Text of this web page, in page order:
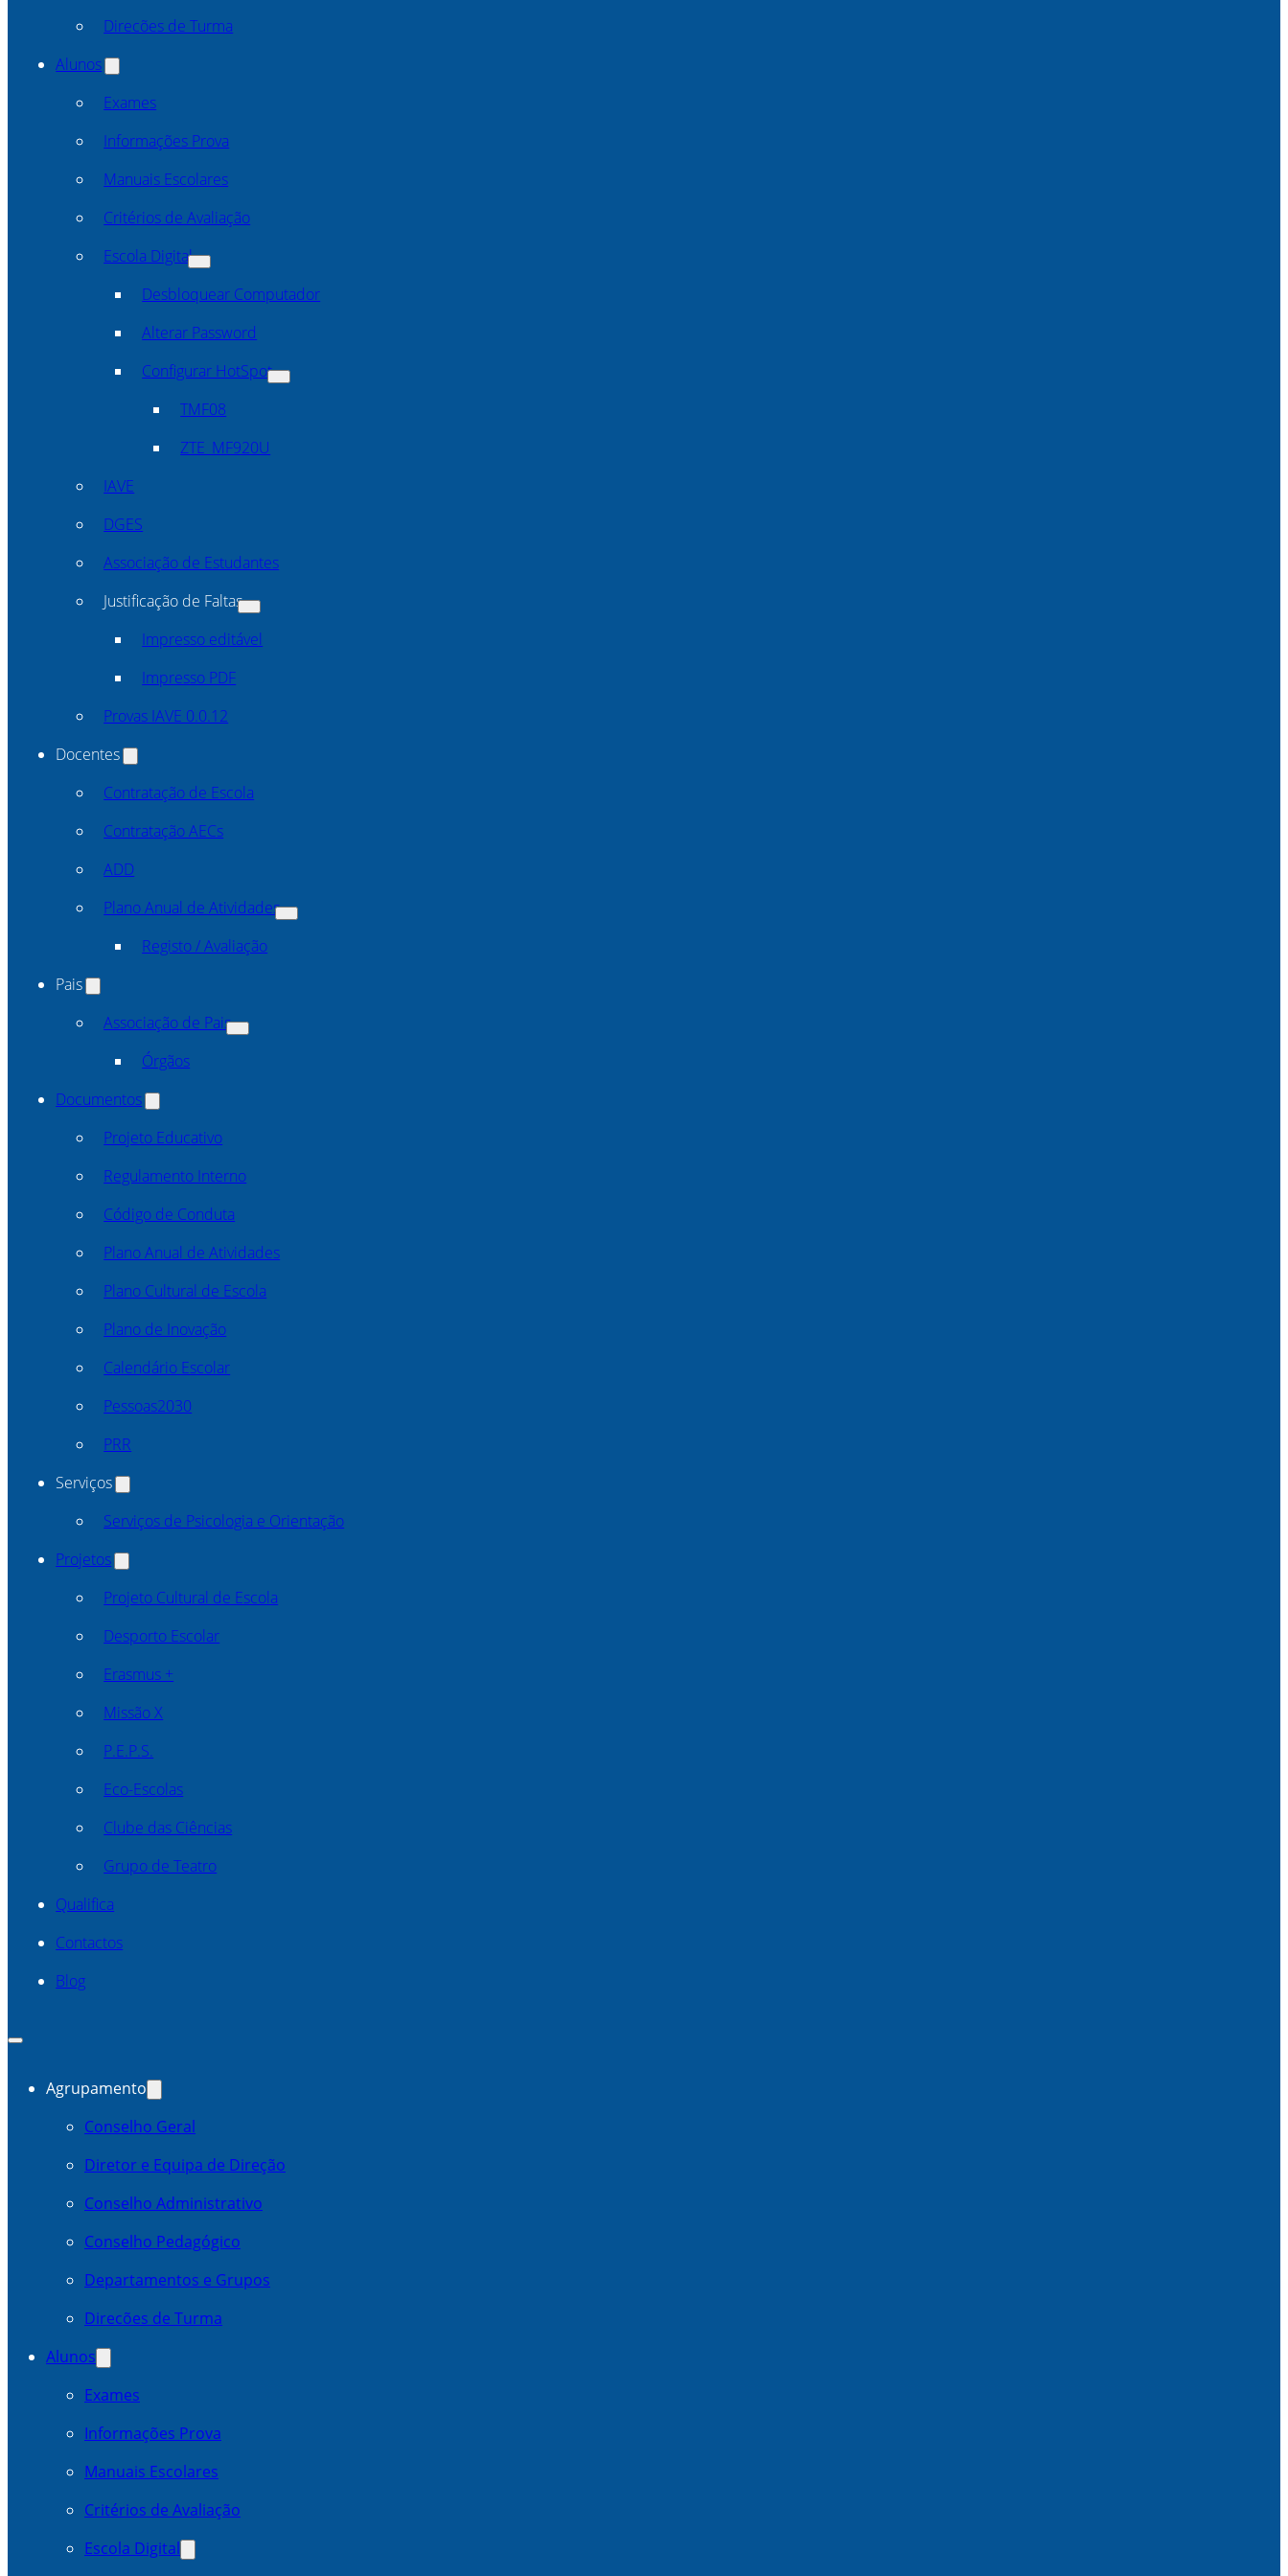
Direcões de Turma
Alunos
Exames
Informações Prova
Manuais Escolares
Critérios de Avaliação
Escola Digital
Desbloquear Computador
Alterar Password
Configurar HotSpot
TMF08
ZTE_MF920U
IAVE
DGES
Associação de Estudantes
Justificação de Faltas
Impresso editável
Impresso PDF
Provas IAVE 0.0.12
Docentes
Contratação de Escola
Contratação AECs
ADD
Plano Anual de Atividades
Registo / Avaliação
Pais
Associação de Pais
Órgãos
Documentos
Projeto Educativo
Regulamento Interno
Código de Conduta
Plano Anual de Atividades
Plano Cultural de Escola
Plano de Inovação
Calendário Escolar
Pessoas2030
PRR
Serviços
Serviços de Psicologia e Orientação
Projetos
Projeto Cultural de Escola
Desporto Escolar
Erasmus +
Missão X
P.E.P.S.
Eco-Escolas
Clube das Ciências
Grupo de Teatro
Qualifica
Contactos
Blog
Agrupamento
Conselho Geral
Diretor e Equipa de Direção
Conselho Administrativo
Conselho Pedagógico
Departamentos e Grupos
Direcões de Turma
Alunos
Exames
Informações Prova
Manuais Escolares
Critérios de Avaliação
Escola Digital